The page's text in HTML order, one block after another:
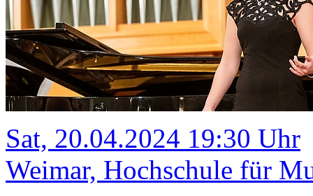
Sat, 20.04.2024 19:30 Uhr
Weimar, Hochschule für